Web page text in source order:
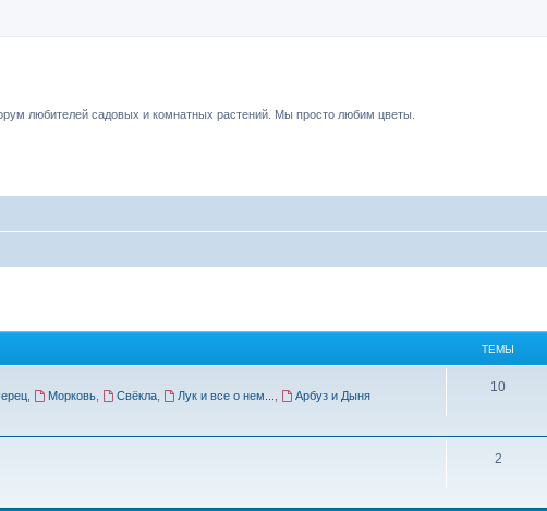
любителей садовых и комнатных растений. Мы просто любим цветы.
ТЕМЫ
Морковь Свёкла Лук и все о нем... Арбуз и Дыня
10
2